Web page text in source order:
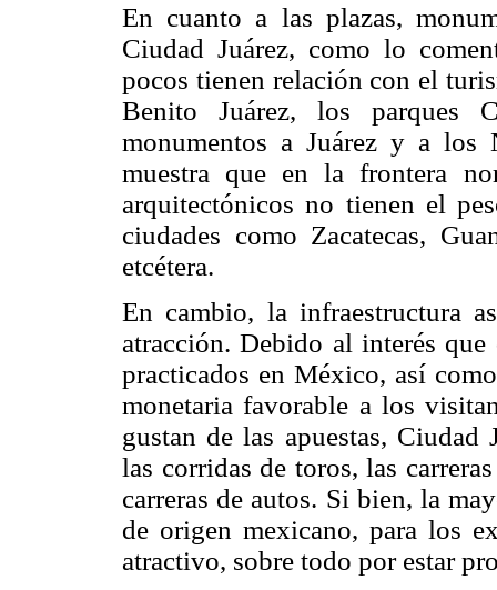
En cuanto a las plazas,
Ciudad Juárez, como lo
pocos tienen relación con el
Benito Juárez, los parques
monumentos a Juárez y a los
muestra que en la frontera
arquitectónicos no tienen el
ciudades como Zacatecas,
etcétera.
En cambio, la infraestructura
atracción. Debido al interés que
practicados en México, así
monetaria favorable a los
gustan de las apuestas,
las corridas de toros, las
carreras de autos. Si bien, la
de origen mexicano, para los
atractivo, sobre todo por estar